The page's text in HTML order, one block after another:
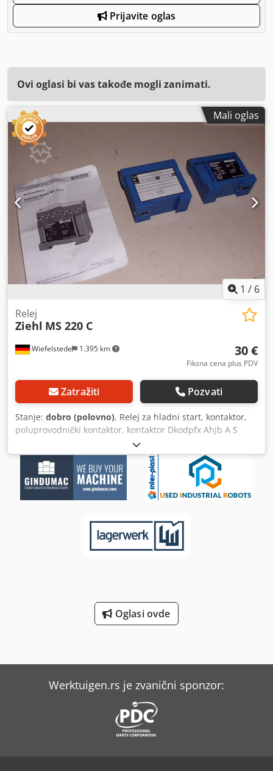
Prijavite oglas
Ovi oglasi bi vas takođe mogli zanimati.
Mali oglas
1 / 6
Wiefelstede 1.395 km
Relej
Ziehl MS 220 C
30 €
Fiksna cena plus PDV
Zatražiti Pozvati
Stanje: dobro (polovno), Relej za hladni start, kontaktor,
poluprovodnički kontaktor, kontaktor Dkodpfx Ahjb A S
Stjyer -Tip: MS 220 C -Napajanje (Ue): 400 V -Nominalna
struja (Ie): 2,5 A -AC 15 -Cena: po komadu -Količina: 4
komada -Težina: 1 kg
Oglasi ovde
Werktuigen.rs je zvanični sponzor: